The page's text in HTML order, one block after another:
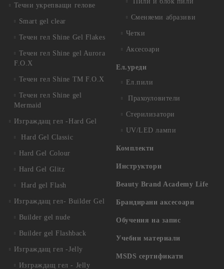
Течни укрепващи гелове
Smart gel clear
Течен гел Shine Gel Flakes
Течен гел Shine gel Aurora
F.O.X
Течен гел Shine TM F.O.X
Течен гел Shine gel
Mermaid
Изграждащ гел -Hard Gel
Hard Gel Classic
Hard Gel Colour
Hard Gel Glitz
Hard gel Flash
Изграждащ гел- Builder Gel
Builder gel nude
Builder gel Flashback
Изграждащ гел -Jelly
Изграждащ гел - Jelly
Сменяеми абразиви
Четки
Аксесоари
Ел.уреди
Ел.пили
Прахоуловители
Стерилизатори
UV/LED лампи
Комплекти
Инструктори
Beauty Brand Academy Life
Брандирани аксесоари
Обучения на запис
Учебни материали
MSDS сертификати